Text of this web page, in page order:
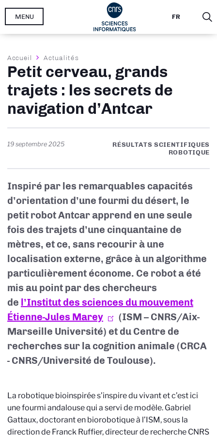
Aller
FR
MENU
Fil
d'Ariane
Accueil Actualités
Petit cerveau, grands
trajets : les secrets de
navigation d’Antcar
19 septembre 2025
RÉSULTATS SCIENTIFIQUES
ROBOTIQUE
Inspiré par les remarquables capacités
d’orientation d’une fourmi du désert, le
petit robot Antcar apprend en une seule
fois des trajets d’une cinquantaine de
mètres, et ce, sans recourir à une
localisation externe, grâce à un algorithme
particulièrement économe. Ce robot a été
mis au point par des chercheurs
de l’Institut des sciences du mouvement
Étienne-Jules Marey
(ISM – CNRS/Aix-
Marseille Université) et du Centre de
recherches sur la cognition animale (CRCA
- CNRS/Université de Toulouse).
La robotique bioinspirée s’inspire du vivant et c’est ici
une fourmi andalouse qui a servi de modèle. Gabriel
Gattaux, doctorant en biorobotique à l’ISM, sous la
direction de Franck Ruffier, directeur de recherche CNRS